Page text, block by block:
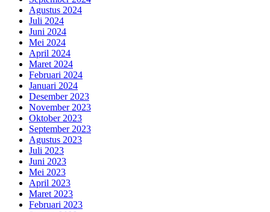
Agustus 2024
Juli 2024
Juni 2024
Mei 2024
April 2024
Maret 2024
Februari 2024
Januari 2024
Desember 2023
November 2023
Oktober 2023
September 2023
Agustus 2023
Juli 2023
Juni 2023
Mei 2023
April 2023
Maret 2023
Februari 2023